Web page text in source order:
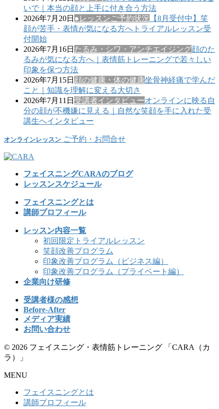
いで｜本当の顔と上手に付き合う方法
2026年7月20日 ●レッスンご予約状況
【8月受付中】笑
顔が苦手・表情が気になる方へトライアルレッスン受
付開始
2026年7月16日 たるみ・シワ・アンチエイジング顔のた
るみが気になる方へ｜表情筋トレーニングで若々しい
印象を保つ方法
2026年7月15日 顔の健康・体の健康坐骨神経痛で学んだ
こと｜知識を理解に変える大切さ
2026年7月11日 受講者インタビューオンラインに映る自
分の顔が不機嫌に見える｜自然な笑顔を手に入れた受
講生へインタビュー
オンラインレッスン ご予約・お問合せ
フェイスニングCARAのブログ
レッスンスケジュール
フェイスニングとは
講師プロフィール
レッスン内容一覧
初回限定トライアルレッスン
笑顔改善プログラム
印象改善プログラム（ビジネス編）
印象改善プログラム（プライベート編）
企業向け研修
受講者様の感想
Before-After
メディア実績
お問い合わせ
© 2026 フェイスニング・表情筋トレーニング 「CARA（カ
ラ）」
MENU
フェイスニングとは
講師プロフィール